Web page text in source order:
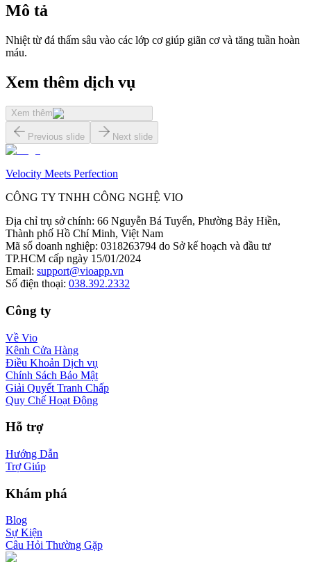
Mô tả
Nhiệt từ đá thấm sâu vào các lớp cơ giúp giãn cơ và tăng tuần hoàn
máu.
Xem thêm dịch vụ
Xem thêm
Previous slide Next slide
Velocity Meets Perfection
CÔNG TY TNHH CÔNG NGHỆ VIO
Địa chỉ trụ sở chính: 66 Nguyễn Bá Tuyển, Phường Bảy Hiền,
Thành phố Hồ Chí Minh, Việt Nam
Mã số doanh nghiệp: 0318263794 do Sở kế hoạch và đầu tư
TP.HCM cấp ngày 15/01/2024
Email: support@vioapp.vn
Số điện thoại: 038.392.2332
Công ty
Về Vio
Kênh Cửa Hàng
Điều Khoản Dịch vụ
Chính Sách Bảo Mật
Giải Quyết Tranh Chấp
Quy Chế Hoạt Động
Hỗ trợ
Hướng Dẫn
Trợ Giúp
Khám phá
Blog
Sự Kiện
Câu Hỏi Thường Gặp